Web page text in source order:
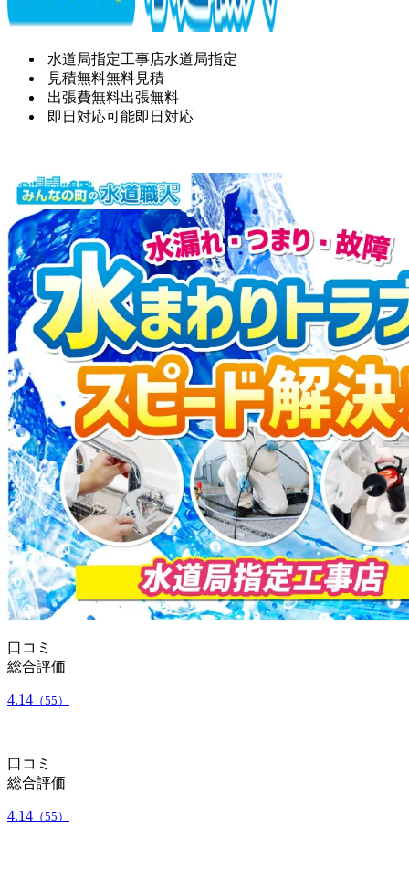
水道局指定工事店水道局指定
見積無料無料見積
出張費無料出張無料
即日対応可能即日対応
口コミ
総合評価
4.14 （55）
口コミ
総合評価
4.14 （55）